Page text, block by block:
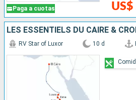
Paga a cuotas US$
RV Star of Luxor 10 d